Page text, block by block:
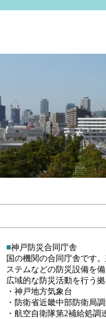
■神戸防災合同庁舎
国の機関の合同庁舎です
ステムなどの防災設備を
広域的な防災活動を行う
・神戸地方気象台
・防衛省近畿中部防衛局
・航空自衛隊第2補給処